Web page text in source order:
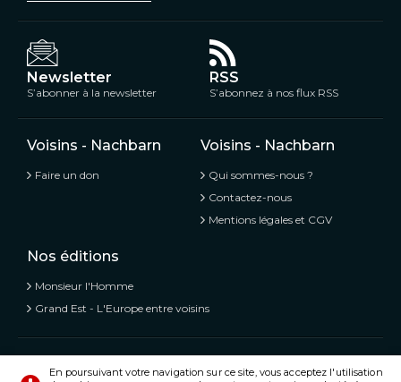
Newsletter
S’abonner à la newsletter
RSS
S’abonnez à nos flux RSS
Voisins - Nachbarn
Faire un don
Voisins - Nachbarn
Qui sommes-nous ?
Contactez-nous
Mentions légales et CGV
Nos éditions
Monsieur l'Homme
Grand Est - L'Europe entre voisins
Voisins - Nachbarn, L’information libre et mitoyenne
En poursuivant votre navigation sur ce site, vous acceptez l'utilisation